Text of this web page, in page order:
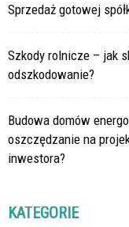
Sprzedaż gotowej
Szkody rolnicze – jak
odszkodowanie?
Budowa domów
oszczędzanie na
inwestora?
KATEGORIE